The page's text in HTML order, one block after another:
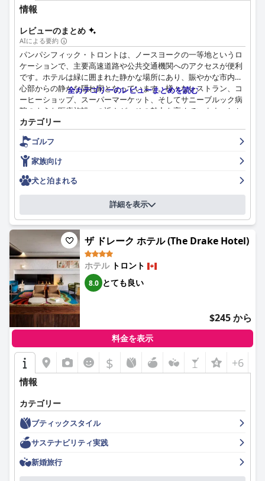
情報
レビューのまとめ
AIによる要約
パンパシフィック・トロントは、ノースヨークの一等地というロ
ケーションで、主要高速道路や公共交通機関へのアクセスが便利
です。ホテルは緑に囲まれた静かな場所にあり、賑やかな市内中
心部からの静かな隠れ家となっています。様々なレストラン、コ
ーヒーショップ、スーパーマーケット、そしてサニーブルック病
院のような医療施設への近さが、その魅力を高めています。しか
し、トロントのダウンタウンからの距離は、一部のゲストにとっ
てマイナス点と見なされる可能性があります。
ホテルでの朝食体験は、賛否両論の評価を受けています。一部の
ゲストは、アラカルトの朝食の品質とサービスを高く評価してい
ますが、ビュッフェのオプションや無料の朝食がないことを批判
し、価格が高く、種類が限られていると考えています。いくつか
のサービス上の問題や冷めた料理が、さらにその体験を損なって
パンパシフィック・トロントでの夕食は、賞賛と批判の両方を受
けています。ゲストは、料理の質とサービスを高く評価し、特に
ホテル内の中国料理レストランと全体的な食事の雰囲気を称賛し
ています。しかし、制限された営業時間、限られたメニューオプ
ション、高い価格、そして時折の休業により、何人かのゲストは
代替手段を探しています。
客室は広々として快適で、設備も充実しており、清潔でモダンで
あると、ゲストから頻繁に満足の声が上がっています。パノラマ
の景色と大きな窓が、その魅力をさらに高めています。しかし、
一部の客室は老朽化の兆候を示しており、故障した備品や染みの
ついたカーペットなど、散発的なメンテナンスの問題が指摘され
ています。
ホテルの清潔さへの取り組みは、概ね高く評価されており、客
室、バスルーム、共用エリアはきちんと維持されています。しか
し、ハウスキーピングの時折の不備や、アップデートやより徹底
的な清掃の必要性が、一部の訪問者によって指摘されています。
全体的な雰囲気は、プロフェッショナルでフレンドリーなスタッ
フによって高められ、ゲストのエクスペリエンスにプラスの影響
を与えていますが、一貫性のないサービス品質や対応の遅さに関
する報告も時折あります。
全カテゴリーのレビューまとめを読む
カテゴリー
ゴルフ
家族向け
犬と泊まれる
詳細を表示
ザ ドレーク ホテル (The Drake Hotel)
ホテル トロント
8.0 とても良い
$245 から
料金を表示
$ +6
情報
カテゴリー
ブティックスタイル
サステナビリティ実践
新婚旅行